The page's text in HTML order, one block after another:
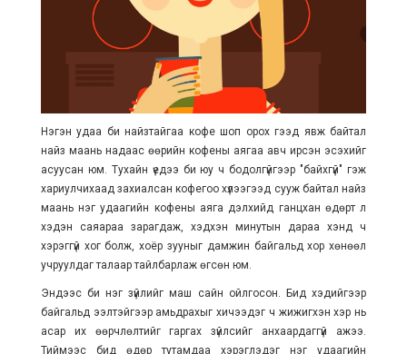
Нэгэн удаа би найзтайгаа кофе шоп орох гээд явж байтал
найз маань надаас өөрийн кофены аягаа авч ирсэн эсэхийг
асуусан юм. Тухайн үедээ би юу ч бодолгүйгээр "байхгүй" гэж
хариулчихаад захиалсан кофегоо хүлээгээд сууж байтал найз
маань нэг удаагийн кофены аяга дэлхийд ганцхан өдөрт л
хэдэн саяараа зарагдаж, хэдхэн минутын дараа хэнд ч
хэрэггүй хог болж, хоёр зууныг дамжин байгальд хор хөнөөл
учруулдаг талаар тайлбарлаж өгсөн юм.
Эндээс би нэг зүйлийг маш сайн ойлгосон. Бид хэдийгээр
байгальд ээлтэйгээр амьдрахыг хичээдэг ч жижигхэн хэр нь
асар их өөрчлөлтийг гаргах зүйлсийг анхаардаггүй ажээ.
Тиймээс бид өдөр тутамдаа хэрэглэдэг нэг удаагийн